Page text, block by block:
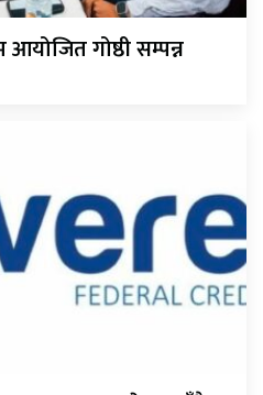
आयोजित गोष्ठी सम्पन्न